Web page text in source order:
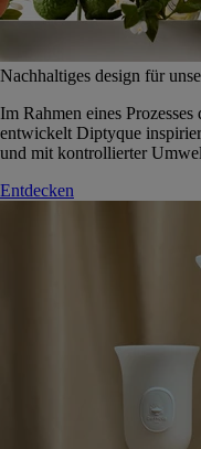
Nachhaltiges design für
Im Rahmen eines
entwickelt Diptyque
und mit kontrollierter
Entdecken